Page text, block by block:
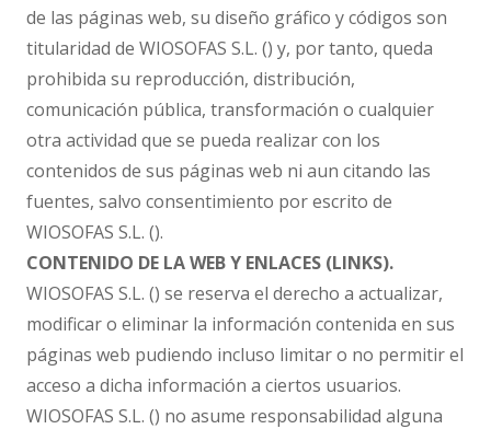
de las páginas web, su diseño gráfico y códigos son
titularidad de WIOSOFAS S.L. () y, por tanto, queda
prohibida su reproducción, distribución,
comunicación pública, transformación o cualquier
otra actividad que se pueda realizar con los
contenidos de sus páginas web ni aun citando las
fuentes, salvo consentimiento por escrito de
WIOSOFAS S.L. ().
CONTENIDO DE LA WEB Y ENLACES (LINKS).
WIOSOFAS S.L. () se reserva el derecho a actualizar,
modificar o eliminar la información contenida en sus
páginas web pudiendo incluso limitar o no permitir el
acceso a dicha información a ciertos usuarios.
WIOSOFAS S.L. () no asume responsabilidad alguna